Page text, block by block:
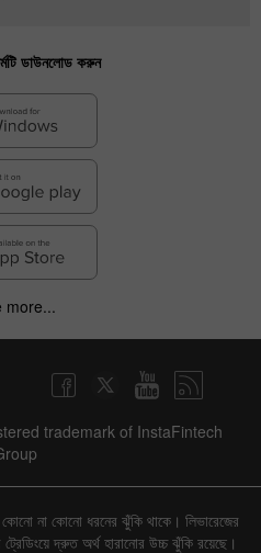
ডাউনলোড করুন
more...
trademark of InstaFintech
না কোনো ধরনের ঝুঁকি থাকে। লিভারেজের
ট্রেডিংয়ে দ্রুত অর্থ হারানোর উচ্চ ঝুঁকি রয়েছে।